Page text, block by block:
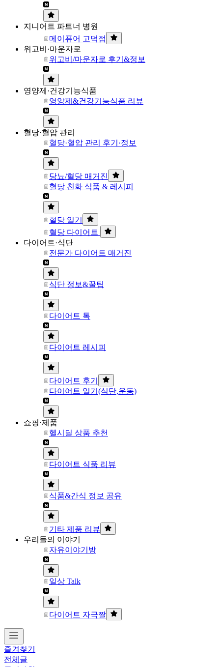
지니어트 파트너 병원
메이퓨어 고덕점
위고비·마운자로
위고비/마운자로 후기&정보
영양제·건강기능식품
영양제&건강기능식품 리뷰
혈당·혈압 관리
혈당·혈압 관리 후기·정보
당뇨/혈당 매거진
혈당 친화 식품 & 레시피
혈당 일기
혈당 다이어트
다이어트·식단
전문가 다이어트 매거진
식단 정보&꿀팁
다이어트 톡
다이어트 레시피
다이어트 후기
다이어트 일기(식단,운동)
쇼핑·제품
헬시딜 상품 추천
다이어트 식품 리뷰
식품&간식 정보 공유
기타 제품 리뷰
우리들의 이야기
자유이야기방
일상 Talk
다이어트 자극짤
즐겨찾기
전체글